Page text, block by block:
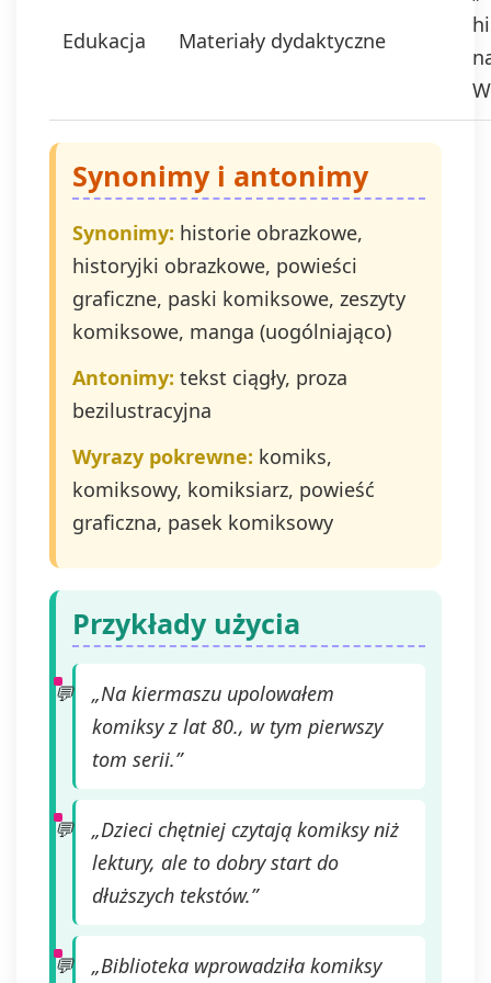
przetwarzania
danych to
1 lit. a. RODO.
przechowywane o
momentu
Masz prawo do
dostępu do swoich
danych, ich
sprostowania,
usunięcia,
przetwarzania,
danych, prawo do
sprzeciwu wobec
przetwarzania, a
nadzorczego. Masz
prawo wycofać
momencie, bez
wpływu na
na podstawie zgody
przed jej
wycofaniem.
poprzez kontakt z
Administratorem na
Edukacja Materiały dydaktyczne
Synonimy i antonimy
Synonimy: historie obrazkowe,
historyjki obrazkowe, powieści
graficzne, paski komiksowe, zeszyty
komiksowe, manga (uogólniająco)
Antonimy: tekst ciągły, proza
bezilustracyjna
Wyrazy pokrewne: komiks,
komiksowy, komiksiarz, powieść
graficzna, pasek komiksowy
Przykłady użycia
„Na kiermaszu upolowałem
komiksy z lat 80., w tym pierwszy
tom serii.”
„Dzieci chętniej czytają komiksy niż
lektury, ale to dobry start do
dłuższych tekstów.”
„Biblioteka wprowadziła komiksy